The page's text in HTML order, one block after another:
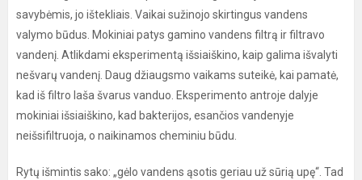
savybėmis, jo ištekliais. Vaikai sužinojo skirtingus vandens
valymo būdus. Mokiniai patys gamino vandens filtrą ir filtravo
vandenį. Atlikdami eksperimentą išsiaiškino, kaip galima išvalyti
nešvarų vandenį. Daug džiaugsmo vaikams suteikė, kai pamatė,
kad iš filtro laša švarus vanduo. Eksperimento antroje dalyje
mokiniai išsiaiškino, kad bakterijos, esančios vandenyje
neišsifiltruoja, o naikinamos cheminiu būdu.
Rytų išmintis sako: „gėlo vandens ąsotis geriau už sūrią upę“. Tad